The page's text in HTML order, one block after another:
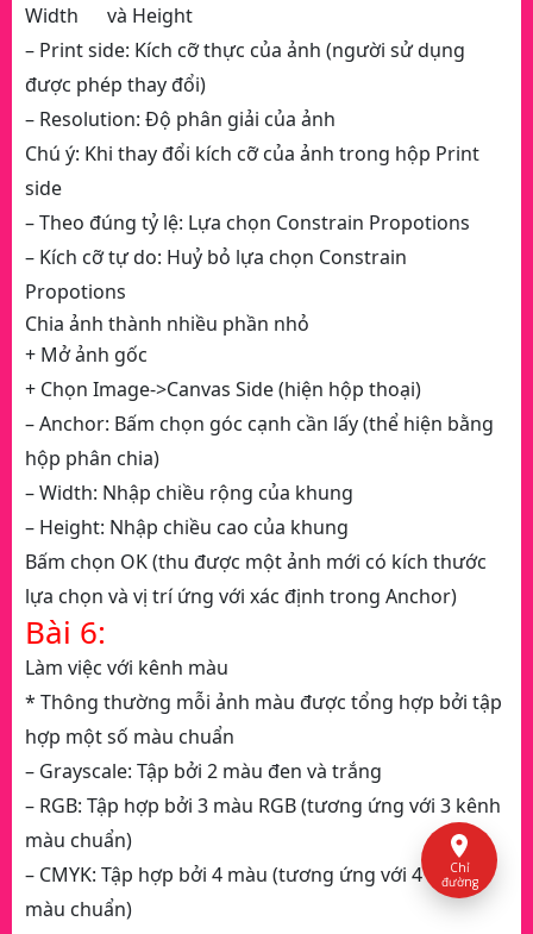
Width và Height
– Print side: Kích cỡ thực của ảnh (người sử dụng
được phép thay đổi)
– Resolution: Độ phân giải của ảnh
Chú ý: Khi thay đổi kích cỡ của ảnh trong hộp Print
side
– Theo đúng tỷ lệ: Lựa chọn Constrain Propotions
– Kích cỡ tự do: Huỷ bỏ lựa chọn Constrain
Propotions
Chia ảnh thành nhiều phần nhỏ
+ Mở ảnh gốc
+ Chọn Image->Canvas Side (hiện hộp thoại)
– Anchor: Bấm chọn góc cạnh cần lấy (thể hiện bằng
hộp phân chia)
– Width: Nhập chiều rộng của khung
– Height: Nhập chiều cao của khung
Bấm chọn OK (thu được một ảnh mới có kích thước
lựa chọn và vị trí ứng với xác định trong Anchor)
Bài 6:
Làm việc với kênh màu
* Thông thường mỗi ảnh màu được tổng hợp bởi tập
hợp một số màu chuẩn
– Grayscale: Tập bởi 2 màu đen và trắng
– RGB: Tập hợp bởi 3 màu RGB (tương ứng với 3 kênh
màu chuẩn)
– CMYK: Tập hợp bởi 4 màu (tương ứng với 4 kênh
màu chuẩn)
Chỉ
đường